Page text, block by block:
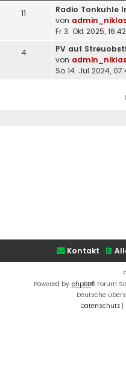
11
Radio Tonkuhle
von
Fr 3. Okt 2025, 16:42
4
PV auf
von
So 14. Jul 2024,
Kontakt
Powered by phpBB® Forum
Deutsche
Datenschutz |